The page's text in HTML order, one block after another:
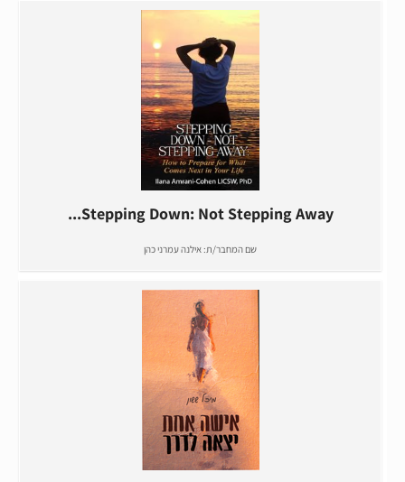
Stepping Down: Not Stepping Away...
שם המחבר/ת:אילנה עמרני כהן